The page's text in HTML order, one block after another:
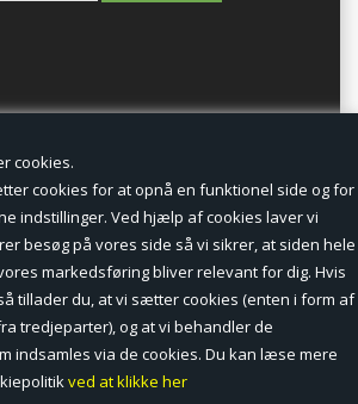
anvender cookies.
cookies for at opnå en funktionel side og for
indstillinger. Ved hjælp af cookies laver vi
besøg på vores side så vi sikrer, at siden hele
markedsføring bliver relevant for dig. Hvis
tillader du, at vi sætter cookies (enten i form af
tredjeparter), og at vi behandler de
indsamles via de cookies. Du kan læse mere
ved at klikke her